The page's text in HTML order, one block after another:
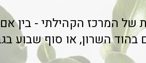
המרכז הקהילתי - בין
השרון, או סוף שבוע